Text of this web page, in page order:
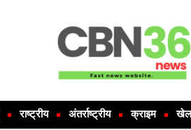
राष्ट्रीय अंतर्राष्ट्रीय क्राइम खेल